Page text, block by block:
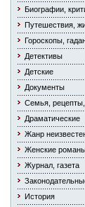
Биографии,
Путешествия,
Гороскопы,
Детективы
Детские
Документы
Семья,
Драматические
Жанр
Женские
Журнал, газета
История